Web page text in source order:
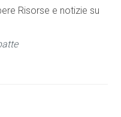
Risorse e notizie su